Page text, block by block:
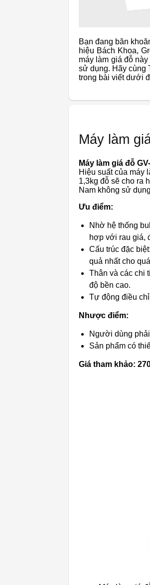
Bạn đang băn
hiệu Bách Khoa,
máy làm giá đỗ
sử dụng. Hãy cùng
trong bài viết dưới
Máy làm
Máy làm giá đỗ
Hiệu suất của máy
1,3kg đỗ sẽ cho ra
Nam không sử
Ưu điểm:
Nhờ hệ thống
hợp với rau giá,
Cấu trúc đặc
quả nhất cho
Thân và các chi
độ bền cao.
Tự động điều
Nhược điểm:
Người dùng
Sản phẩm có
Giá tham khảo: